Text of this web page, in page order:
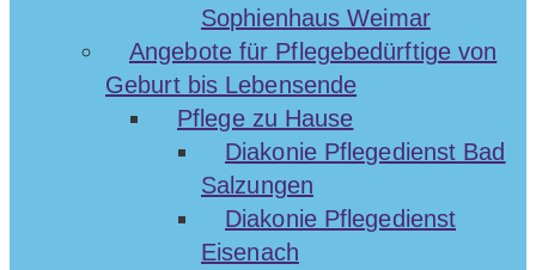
Sophienhaus Weimar
Angebote für Pflegebedürftige von
Geburt bis Lebensende
Pflege zu Hause
Diakonie Pflegedienst Bad
Salzungen
Diakonie Pflegedienst
Eisenach